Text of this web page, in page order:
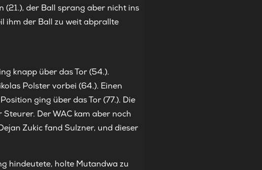
der Ball sprang aber nicht ins
ihm der Ball zu weit abprallte
knapp über das Tor (54.).
Polster vorbei (64.). Einen
ging über das Tor (77.). Die
Der WAC kam aber noch
Zukic fand Sulzner, und dieser
hindeutete, holte Mutandwa zu